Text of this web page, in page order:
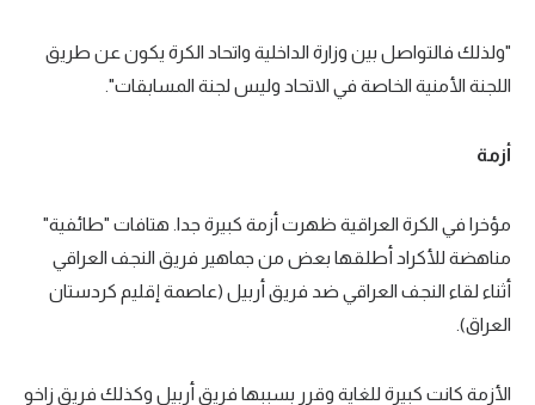
"ولذلك فالتواصل بين وزارة الداخلية واتحاد الكرة يكون عن طريق
اللجنة الأمنية الخاصة في الاتحاد وليس لجنة المسابقات".
أزمة
مؤخرا في الكرة العراقية ظهرت أزمة كبيرة جدا. هتافات "طائفية"
مناهضة للأكراد أطلقها بعض من جماهير فريق النجف العراقي
أثناء لقاء النجف العراقي ضد فريق أربيل (عاصمة إقليم كردستان
العراق).
الأزمة كانت كبيرة للغاية وقرر بسببها فريق أربيل وكذلك فريق زاخو